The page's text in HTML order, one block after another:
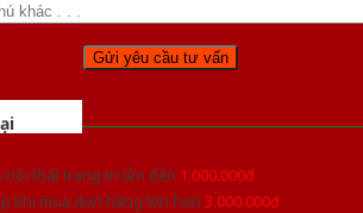
nội thất trang trí lên đến 1.000.000đ
khi mua đơn hàng lớn hơn 3.000.000đ